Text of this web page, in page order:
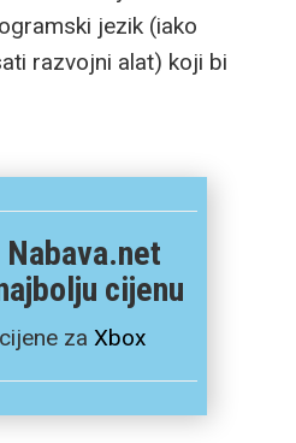
jezik (iako
razvojni alat) koji bi
cijenu
za Xbox